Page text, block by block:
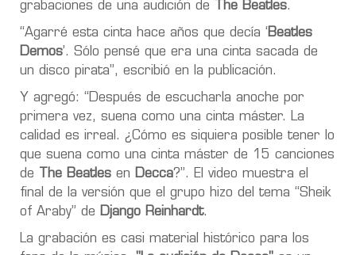
grabaciones de una audición de The Beatles.
“Agarré esta cinta hace años que decía ‘Beatles
Demos’. Sólo pensé que era una cinta sacada de
un disco pirata”, escribió en la publicación.
Y agregó: “Después de escucharla anoche por
primera vez, suena como una cinta máster. La
calidad es irreal . ¿Cómo es siquiera posible tener lo
que suena como una cinta máster de 15 canciones
de
The Beatles en Decca?”. El video muestra el
final de la versión que el grupo hizo del tema “Sheik
of Araby” de Django Reinhardt.
La grabación es casi material histórico para los